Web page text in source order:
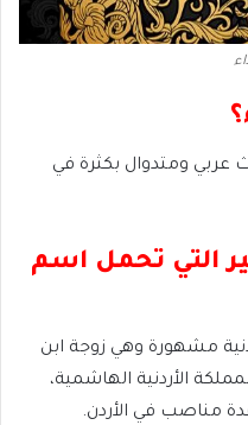
ومتدوال بكثرة في
التي تحمل اسم
مشهورة وهي زوجة ابن
الأردنية الهاشمية،
مناصب في الأردن.